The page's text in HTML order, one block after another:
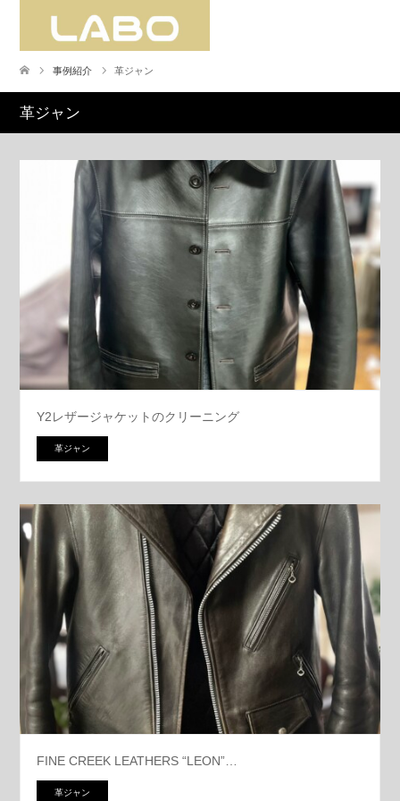
事例紹介 革ジャン
革ジャン
Y2レザージャケットのクリーニング
革ジャン
FINE CREEK LEATHERS “LEON”…
革ジャン